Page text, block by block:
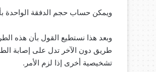
ويمكن حساب حجم الدفقة الواحدة
وبعد هذا نستطيع القول بأن هذه
طريق دون الآخر تدل على إصابة
تشخيصية أخرى إذا لزم الأمر.